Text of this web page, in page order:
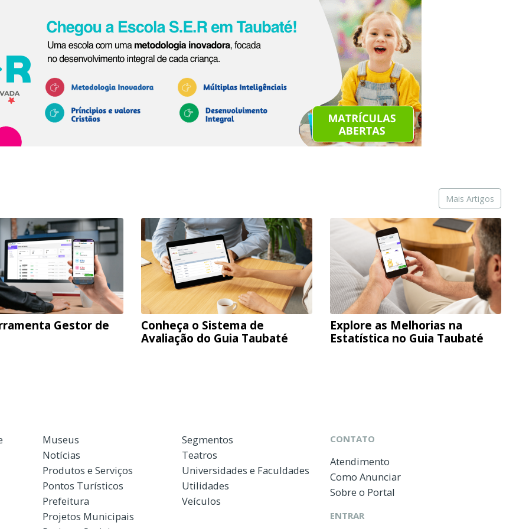
Mais Artigos
Gestor de
Conheça o Sistema de
Avaliação do Guia Taubaté
Explore as Melhorias na
Estatística no Guia Taubaté
Museus
Notícias
Produtos e Serviços
Pontos Turísticos
Prefeitura
Projetos Municipais
Segmentos
Teatros
Universidades e Faculdades
Utilidades
Veículos
CONTATO
Atendimento
Como Anunciar
Sobre o Portal
ENTRAR